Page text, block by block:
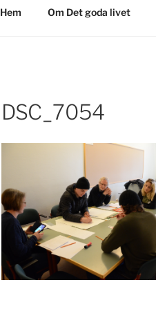
Hem Om Det goda livet
DSC_7054